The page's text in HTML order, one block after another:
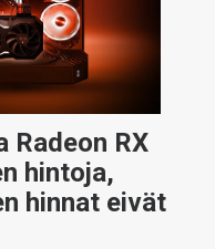
Radeon RX
hintoja,
hinnat eivät